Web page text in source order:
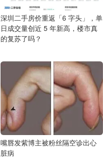
深圳二手房价重返「6 字头」，单
日成交量创近 5 年新高，楼市真
的复苏了吗？
嘴唇发紫博主被粉丝隔空诊出心
脏病